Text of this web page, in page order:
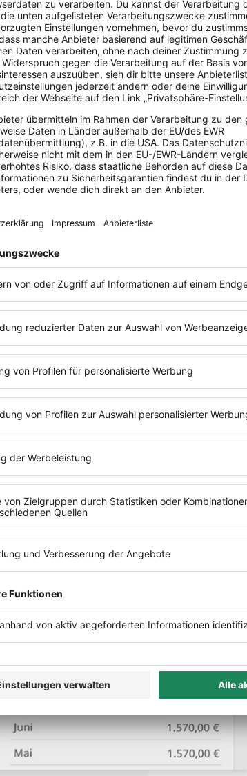
mit TÜV-geprüfter
Klicks zur
EÜR ...